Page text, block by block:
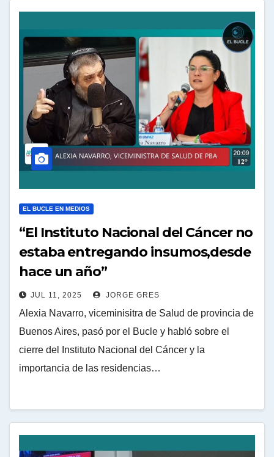
EL BUCLE EN MEDIOS
“El Instituto Nacional del Cáncer no
estaba entregando insumos,desde
hace un año”
JUL 11, 2025 JORGE GRES
Alexia Navarro, viceminisitra de Salud de provincia de
Buenos Aires, pasó por el Bucle y habló sobre el
cierre del Instituto Nacional del Cáncer y la
importancia de las residencias…